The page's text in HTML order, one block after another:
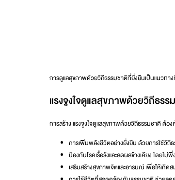
การดูแลสุขภาพด้วยวิถีธรรมชาติที่ยั่งยืนเป็นแนวทาง
แรงจูงใจดูแลสุขภาพด้วยวิถีธร
การสร้างแรงจูงใจดูแลสุขภาพด้วยวิถีธรรมชาติต้อง
การเพิ่มพลังชีวิตอย่างยั่งยืนด้วยการใช้วิถี
ป้องกันโรคเรื้อรังและลดผลข้างเคียงโดยไม่พึ่
เสริมสร้างสุขภาพจิตและอารมณ์เพื่อให้เกิด